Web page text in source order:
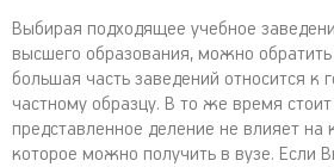
Выбирая подходящее учебное
высшего образования, можно
большая часть заведений относится к
частному образцу. В то же время
представленное деление не влияет на
которое можно получить в вузе. Если